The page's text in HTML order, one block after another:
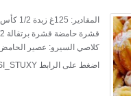
كلاصي السيرو: عصير
اضغط على الرابط https://youtu.be/b02SI_STUXY